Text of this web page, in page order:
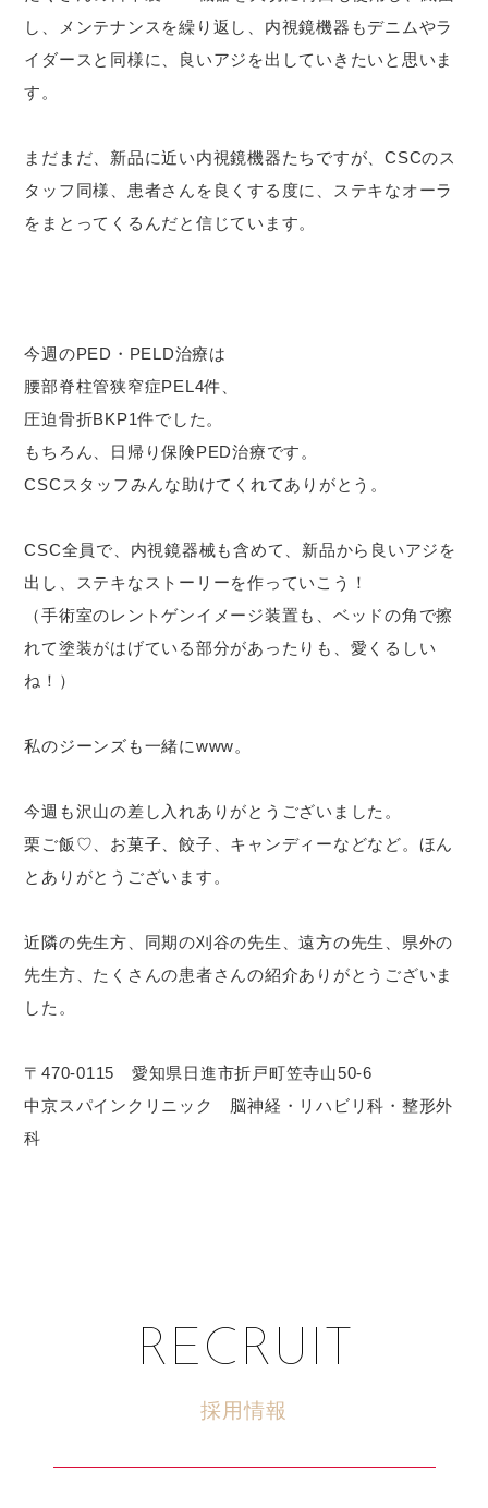
し、メンテナンスを繰り返し、内視鏡機器もデニムやラ
イダースと同様に、良いアジを出していきたいと思いま
す。
まだまだ、新品に近い内視鏡機器たちですが、CSCのス
タッフ同様、患者さんを良くする度に、ステキなオーラ
をまとってくるんだと信じています。
今週のPED・PELD治療は
腰部脊柱管狭窄症PEL4件、
圧迫骨折BKP1件でした。
もちろん、日帰り保険PED治療です。
CSCスタッフみんな助けてくれてありがとう。
CSC全員で、内視鏡器械も含めて、新品から良いアジを
出し、ステキなストーリーを作っていこう！
（手術室のレントゲンイメージ装置も、ベッドの角で擦
れて塗装がはげている部分があったりも、愛くるしい
ね！）
私のジーンズも一緒にwww。
今週も沢山の差し入れありがとうございました。
栗ご飯♡、お菓子、餃子、キャンディーなどなど。ほん
とありがとうございます。
近隣の先生方、同期の刈谷の先生、遠方の先生、県外の
先生方、たくさんの患者さんの紹介ありがとうございま
した。
〒470-0115 愛知県日進市折戸町笠寺山50-6
中京スパインクリニック 脳神経・リハビリ科・整形外
科
RECRUIT
採用情報